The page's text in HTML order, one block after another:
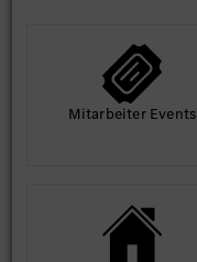
Mit­arbeiter Events